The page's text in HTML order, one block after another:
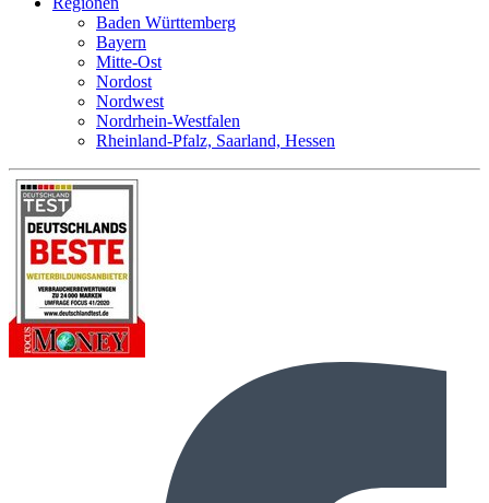
Baden Württemberg
Bayern
Mitte-Ost
Nordost
Nordwest
Nordrhein-Westfalen
Rheinland-Pfalz, Saarland, Hessen